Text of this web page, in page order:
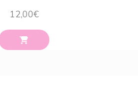
12,00€